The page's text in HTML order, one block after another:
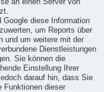
an einen Server von
Google diese Information
um Reports über
und um weitere mit der
Dienstleistungen
Sie können die
Einstellung Ihrer
darauf hin, dass Sie
Funktionen dieser